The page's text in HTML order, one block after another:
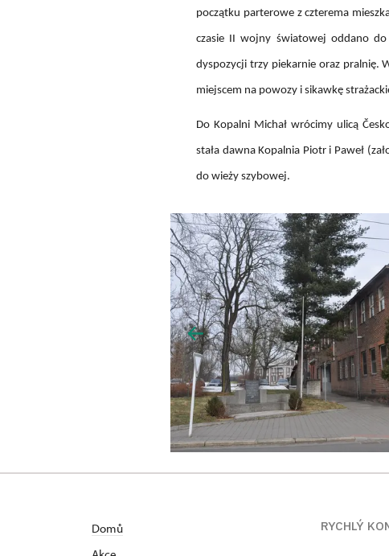
początku parterowe z czterema
czasie II wojny światowej oddano
dyspozycji trzy piekarnie oraz pralnię.
miejscem na powozy i sikawkę
Do Kopalni Michał wrócimy ulicą
stała dawna Kopalnia Piotr i Paweł
do wieży szybowej.
Domů
RYCHLÝ